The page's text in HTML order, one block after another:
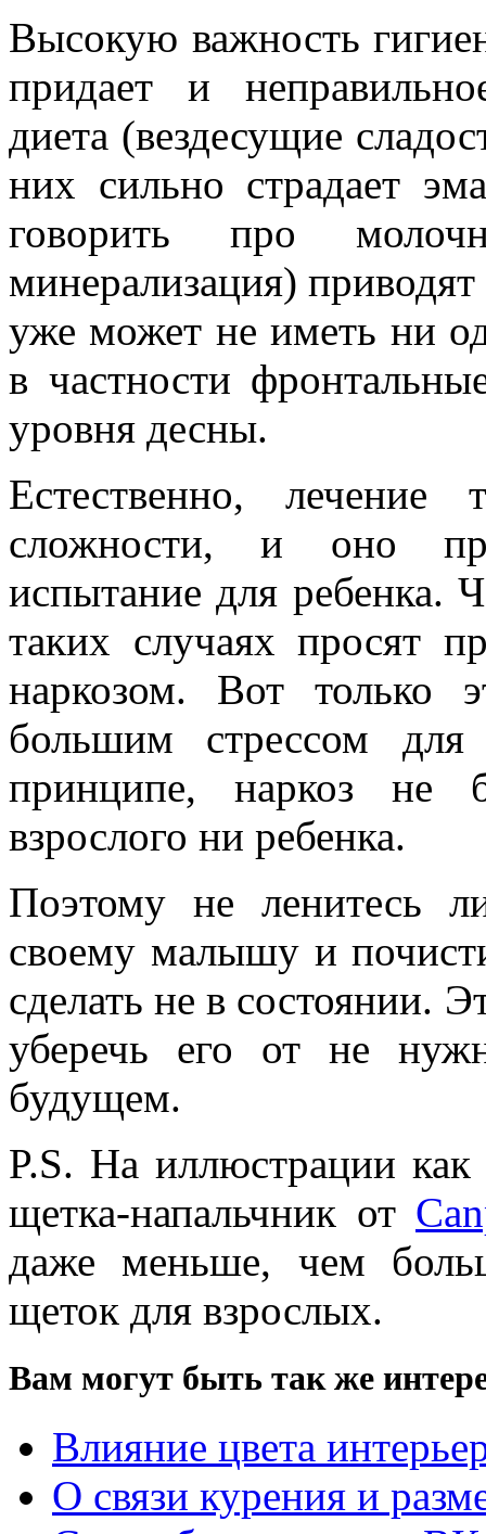
Высокую важность
придает и
диета (вездесущие
них сильно страдает
говорить про
минерализация)
уже может не иметь ни
в частности
уровня десны.
Естественно,
сложности, и оно
испытание для ребенка.
таких случаях просят
наркозом. Вот только
большим стрессом
принципе, наркоз не
взрослого ни ребенка.
Поэтому не ленитесь
своему малышу и
сделать не в состоянии.
уберечь его от не
будущем.
P.S. На иллюстрации как
щетка-напальчник от
даже меньше, чем
щеток для взрослых.
Вам могут быть так же
Влияние цвета
О связи курения и